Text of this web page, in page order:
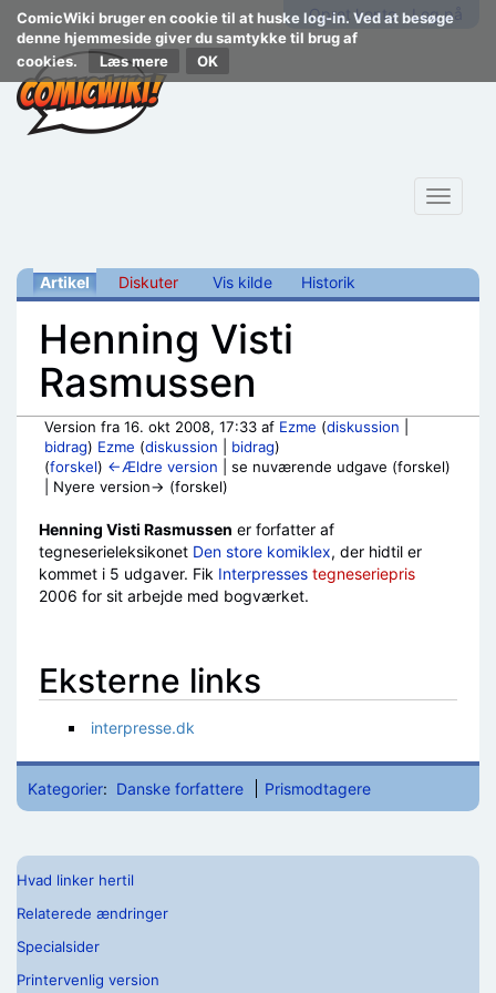
ComicWiki bruger en cookie til at huske log-in. Ved at besøge
denne hjemmeside giver du samtykke til brug af
cookies.
Læs mere
Opret konto Log på
Toggle
Artikel Diskuter Vis kilde Historik
Henning Visti
Rasmussen
Version fra 16. okt 2008, 17:33 af Ezme (diskussion
bidrag) Ezme (diskussion bidrag)
(forskel) ←Ældre version | se nuværende udgave (forskel)
| Nyere version→ (forskel)
Henning Visti Rasmussen er forfatter af
tegneserieleksikonet Den store komiklex, der hidtil er
kommet i 5 udgaver. Fik Interpresses tegneseriepris
2006 for sit arbejde med bogværket.
Eksterne links
interpresse.dk
Kategorier: Danske forfattere Prismodtagere
Hvad linker hertil
Relaterede ændringer
Specialsider
Printervenlig version